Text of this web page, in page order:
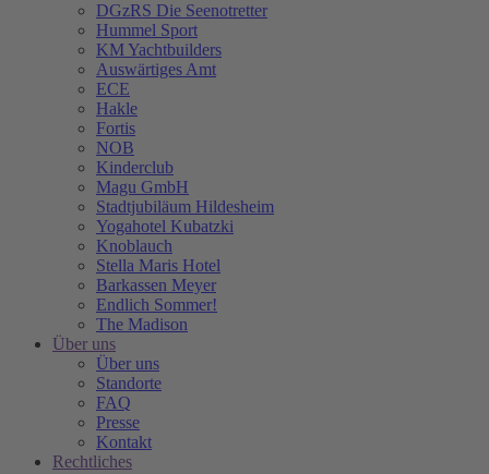
DGzRS Die Seenotretter
Hummel Sport
KM Yachtbuilders
Auswärtiges Amt
ECE
Hakle
Fortis
NOB
Kinderclub
Magu GmbH
Stadtjubiläum Hildesheim
Yogahotel Kubatzki
Knoblauch
Stella Maris Hotel
Barkassen Meyer
Endlich Sommer!
The Madison
Über uns
Über uns
Standorte
FAQ
Presse
Kontakt
Rechtliches